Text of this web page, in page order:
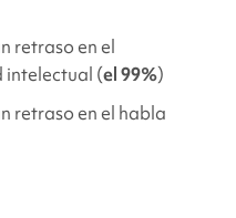
retraso en el
intelectual (el 99%)
retraso en el habla